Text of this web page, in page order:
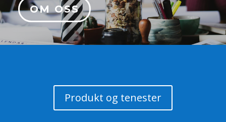
OM OSS
Produkt og tenester